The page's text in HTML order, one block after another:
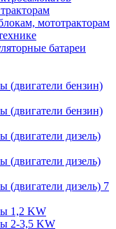
мототракторам
батареи
(двигатели бензин)
(двигатели бензин)
(двигатели дизель)
(двигатели дизель)
(двигатели дизель) 7
1,2 KW
2-3,5 KW